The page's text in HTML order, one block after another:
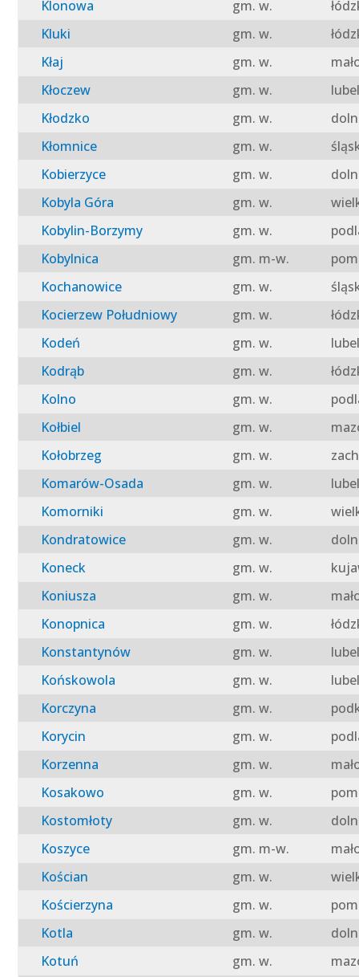
Klonowa
gm. w.
Kluki
gm. w.
Kłaj
gm. w.
Kłoczew
gm. w.
Kłodzko
gm. w.
Kłomnice
gm. w.
Kobierzyce
gm. w.
Kobyla Góra
gm. w.
Kobylin-Borzymy
gm. w.
Kobylnica
gm. m-w.
Kochanowice
gm. w.
Kocierzew Południowy
gm. w.
Kodeń
gm. w.
Kodrąb
gm. w.
Kolno
gm. w.
Kołbiel
gm. w.
Kołobrzeg
gm. w.
Komarów-Osada
gm. w.
Komorniki
gm. w.
Kondratowice
gm. w.
Koneck
gm. w.
Koniusza
gm. w.
Konopnica
gm. w.
Konstantynów
gm. w.
Końskowola
gm. w.
Korczyna
gm. w.
Korycin
gm. w.
Korzenna
gm. w.
Kosakowo
gm. w.
Kostomłoty
gm. w.
Koszyce
gm. m-w.
Kościan
gm. w.
Kościerzyna
gm. w.
Kotla
gm. w.
Kotuń
gm. w.